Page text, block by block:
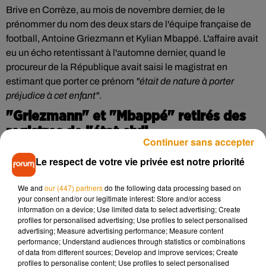
Brive en Corrèze, au mois de novembre dernier, de le
prénommer du nom des deux stars de l'équipe française de
football, Antoine Griezmann et Kylian Mbappé. L'affaire avait
eu un écho retentissant à l'automne dernier, quand le
procureur de la République avait saisi le magistrat en
estimant que porter ce prénom "était de nature à porter
préjudice à cet enfant".
"Griezmann" et "Mbappé" retirés des
registres de l'état civil
Jugeant que ces prénoms pouvaient être problématiques
pour un jeune enfant, le juge aux affaires familiales a
également ordonné la supression des prénoms Griezmann
et Mbappé sur les registres de l'état civil. En accord avec le
père et la mère du bébé, il a finalement été décidé de le
prénommer "Dany Noé". Néanmoins, l'acte de naissance du
nouveau-né portera toujours mention, en marge, de la
volonté première de ses parents de l'appeler Griezmann
Le respect de votre vie privée est notre priorité
We and our (447) partnersdo the following data processing based on
your consent and/or our legitimate interest: Store and/or access
information on a device; Use limited data to select advertising; Create
profiles for personalised advertising; Use profiles to select personalised
advertising; Measure advertising performance; Measure content
performance; Understand audiences through statistics or combinations
of data from different sources; Develop and improve services; Create
profiles to personalise content; Use profiles to select personalised
Continuer sans accepter